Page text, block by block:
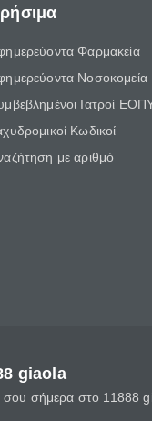
Φαρμακεία
Νοσοκομεία
Ιατροί
Κωδικοί
με αριθμό
giaola
σου σήμερα στο 11888